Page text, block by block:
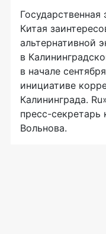
Китая
альтернативной
в
в начале
инициативе
Калининграда.
пресс-секретарь
Вольнова.